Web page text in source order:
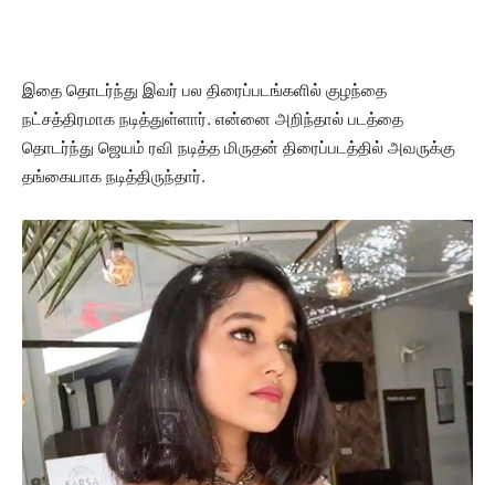
இதை தொடர்ந்து இவர் பல திரைப்படங்களில் குழந்தை
நட்சத்திரமாக நடித்துள்ளார். என்னை அறிந்தால் படத்தை
தொடர்ந்து ஜெயம் ரவி நடித்த மிருதன் திரைப்படத்தில் அவருக்கு
தங்கையாக நடித்திருந்தார்.